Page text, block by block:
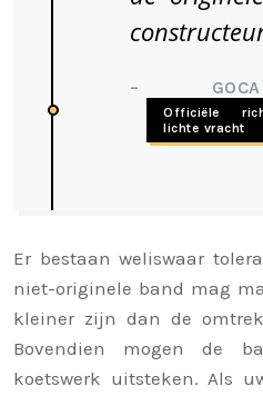
– GOCA
Officiële
lichte vracht
Er bestaan weliswaar
niet-originele band mag
kleiner zijn dan de
Bovendien mogen de
koetswerk uitsteken. Als